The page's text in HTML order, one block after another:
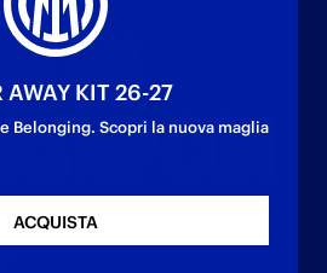
CON
AWAY KIT 26-27
Belonging. Scopri la nuova maglia
ACQUISTA